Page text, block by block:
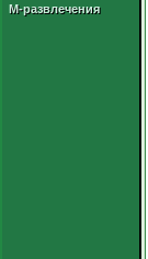
М-развлечения